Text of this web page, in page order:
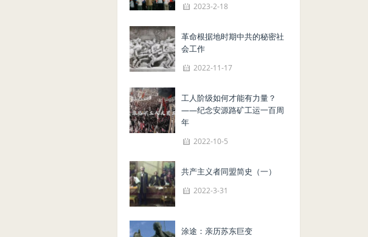
2023-2-18
革命根据地时期中共的秘密社
会工作
2022-11-17
工人阶级如何才能有力量？
——纪念安源路矿工运一百周
年
2022-10-5
共产主义者同盟简史（一）
2022-3-31
涂途：亲历苏东巨变